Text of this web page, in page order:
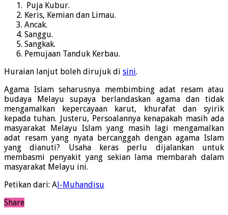
Puja Kubur.
Keris, Kemian dan Limau.
Ancak.
Sanggu.
Sangkak.
Pemujaan Tanduk Kerbau.
Huraian lanjut boleh dirujuk di sini.
Agama Islam seharusnya membimbing adat resam atau
budaya Melayu supaya berlandaskan agama dan tidak
mengamalkan kepercayaan karut, khurafat dan syirik
kepada tuhan. Justeru, Persoalannya kenapakah masih ada
masyarakat Melayu Islam yang masih lagi mengamalkan
adat resam yang nyata bercanggah dengan agama Islam
yang dianuti? Usaha keras perlu dijalankan untuk
membasmi penyakit yang sekian lama membarah dalam
masyarakat Melayu ini.
Petikan dari: A l-Muhandisu
Share